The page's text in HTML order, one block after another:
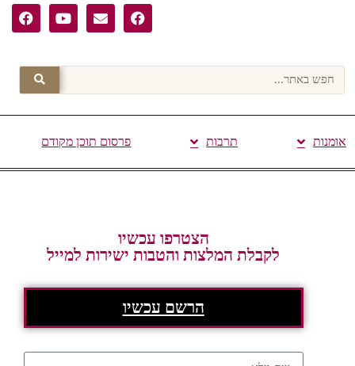
אומנות תרבות פרסום תוכן מקודם
הצטרפו עכשיו
לקבלת המלצות והטבות ישירות למייל
הרשם עכשיו